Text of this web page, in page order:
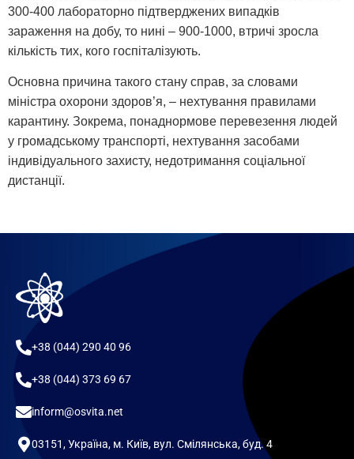
300-400 лабораторно підтверджених випадків
зараження на добу, то нині – 900-1000, втричі зросла
кількість тих, кого госпіталізують.
Основна причина такого стану справ, за словами
міністра охорони здоров’я, – нехтування правилами
карантину. Зокрема, понаднормове перевезення людей
у громадському транспорті, нехтування засобами
індивідуального захисту, недотримання соціальної
дистанції.
+38 (044) 290 40 96
+38 (044) 373 69 67
inform@osvita.net
03151, Україна, м. Київ, вул. Смілянська, буд. 4